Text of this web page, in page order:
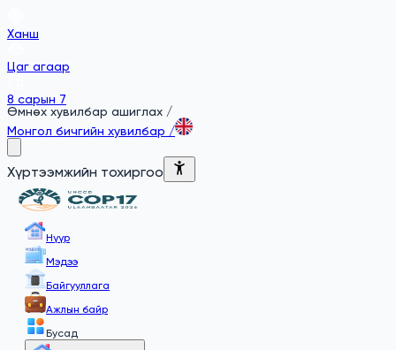
Ханш
Цаг агаар
8 сарын 7
Өмнөх хувилбар ашиглах /
Монгол бичгийн хувилбар /
Хүртээмжийн тохиргоо
Нүүр
Мэдээ
Байгууллага
Ажлын байр
Бусад